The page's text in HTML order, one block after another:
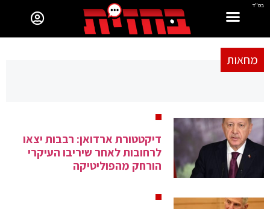
בס"ד
מחאות
דיקטטורת ארדואן: רבבות יצאו
לרחובות לאחר שיריבו העיקרי
הורחק מהפוליטיקה